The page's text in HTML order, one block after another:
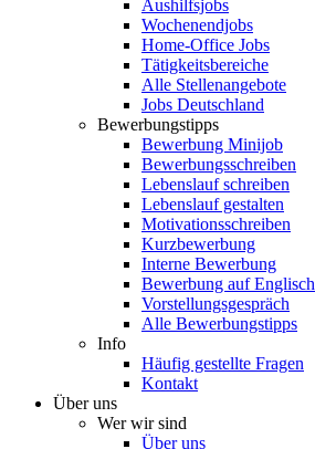
Aushilfsjobs
Wochenendjobs
Home-Office Jobs
Tätigkeitsbereiche
Alle Stellenangebote
Jobs Deutschland
Bewerbungstipps
Bewerbung Minijob
Bewerbungsschreiben
Lebenslauf schreiben
Lebenslauf gestalten
Motivationsschreiben
Kurzbewerbung
Interne Bewerbung
Bewerbung auf Englisch
Vorstellungsgespräch
Alle Bewerbungstipps
Info
Häufig gestellte Fragen
Kontakt
Über uns
Wer wir sind
Über uns